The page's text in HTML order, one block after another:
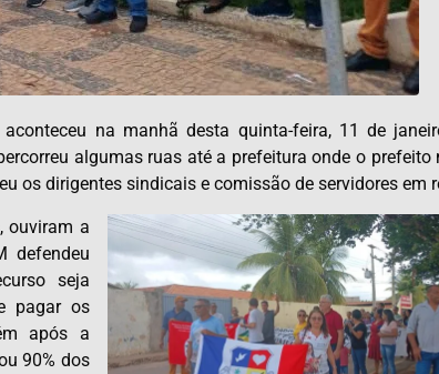
na manhã desta quinta-feira, 11 de
algumas ruas até a prefeitura onde o
os dirigentes sindicais e comissão de servidores em
ouviram a
defendeu
seja
pagar os
após a
90% dos